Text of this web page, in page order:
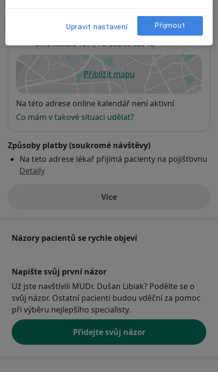
Pardubická lékařská pohotovost s.r.o.
Erno Košťála 1014, Pardubice530 12
Přiblížit mapuse otevře v nové záložce
Dostupnost
Na této adrese online kalendář není aktivní
Co mám v takové situaci udělat?
Způsoby platby (soukromé návštěvy)
Na teto adrese lékař přijímá pacienty na pojišťovnu
Detaily
Víceo adrese
Názory pacientů se rychle objeví
Napište svůj první názor
Už jste navštívili MUDr. Dušan Libiak? Podělte se o
svůj názor. Ostatní pacienti budou vděční za pomoc
při výběru nejlepšího specialisty.
Přidejte svůj názor
Upravit nastavení Přijmout